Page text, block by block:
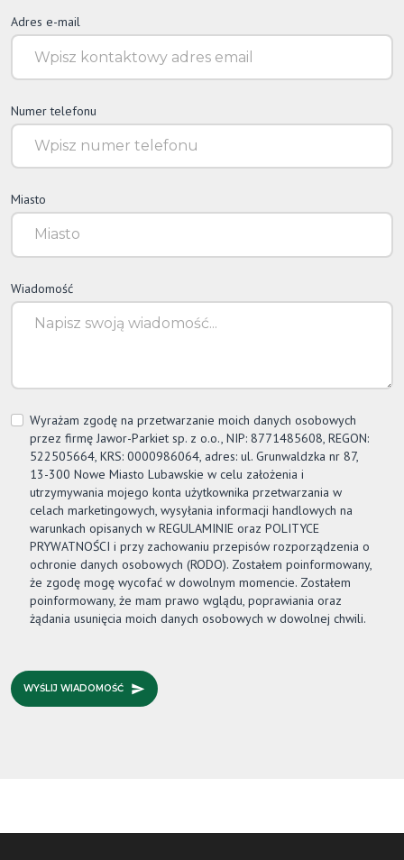
Adres e-mail
Numer telefonu
Miasto
Wiadomość
Wyrażam zgodę na przetwarzanie moich danych osobowych
przez firmę Jawor-Parkiet sp. z o.o., NIP: 8771485608, REGON:
522505664, KRS: 0000986064, adres: ul. Grunwaldzka nr 87,
13-300 Nowe Miasto Lubawskie w celu założenia i
utrzymywania mojego konta użytkownika przetwarzania w
celach marketingowych, wysyłania informacji handlowych na
warunkach opisanych w REGULAMINIE oraz POLITYCE
PRYWATNOŚCI i przy zachowaniu przepisów rozporządzenia o
ochronie danych osobowych (RODO). Zostałem poinformowany,
że zgodę mogę wycofać w dowolnym momencie. Zostałem
poinformowany, że mam prawo wglądu, poprawiania oraz
żądania usunięcia moich danych osobowych w dowolnej chwili.
WYŚLIJ WIADOMOŚĆ